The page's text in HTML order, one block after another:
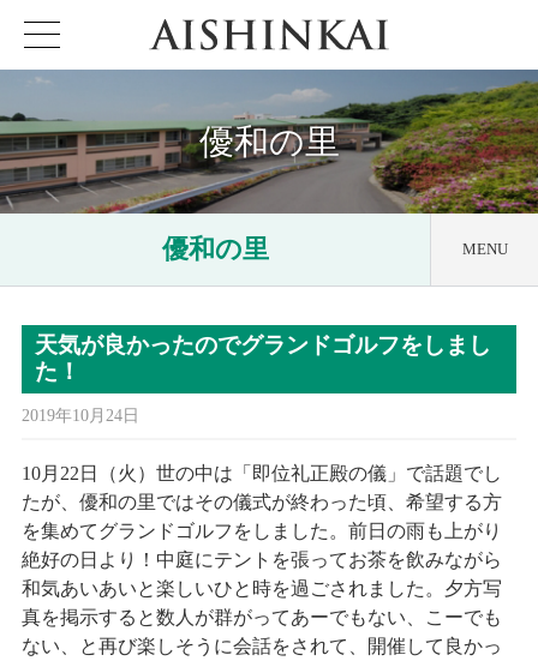
優和の里
優和の里 MENU
アクセス
ケアハウス優和の里
特定施設優和の里
重要事項説明書
採用情報
天気が良かったのでグランドゴルフをしまし
た！
2019年10月24日
10月22日（火）世の中は「即位礼正殿の儀」で話題でし
たが、優和の里ではその儀式が終わった頃、希望する方
を集めてグランドゴルフをしました。前日の雨も上がり
絶好の日より！中庭にテントを張ってお茶を飲みながら
和気あいあいと楽しいひと時を過ごされました。夕方写
真を掲示すると数人が群がってあーでもない、こーでも
ない、と再び楽しそうに会話をされて、開催して良かっ